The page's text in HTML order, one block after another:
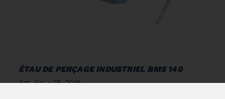
ÉTAU DE PERÇAGE INDUSTRIEL BMS 140
Art. No. : 28-2019